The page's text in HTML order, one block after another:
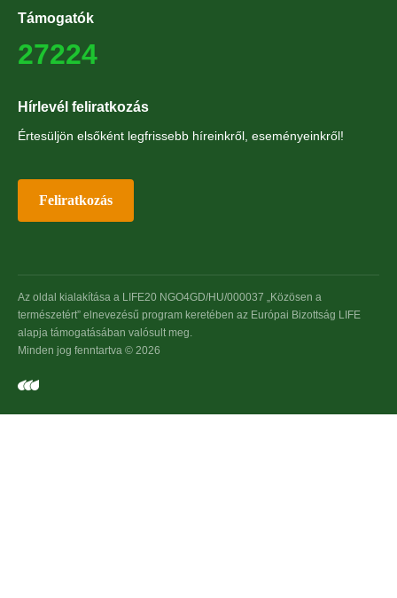
Támogatók
27224
Hírlevél feliratkozás
Értesüljön elsőként legfrissebb híreinkről, eseményeinkről!
Feliratkozás
Az oldal kialakítása a LIFE20 NGO4GD/HU/000037 „Közösen a
természetért” elnevezésű program keretében az Európai Bizottság LIFE
alapja támogatásában valósult meg.
Minden jog fenntartva © 2026